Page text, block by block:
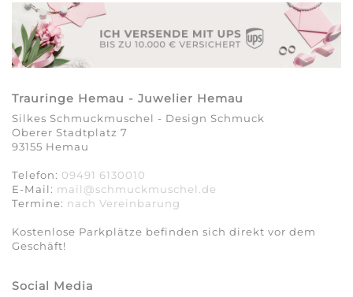
Trauringe Hemau - Juwelier Hemau
Silkes Schmuckmuschel - Design Schmuck
Oberer Stadtplatz 7
93155 Hemau
Telefon: 09491 6130010
E-Mail: mail@schmuckmuschel.de
Termine: nach Vereinbarung​​​​​​​
Kostenlose Parkplätze befinden sich direkt vor dem
Geschäft!
Social Media